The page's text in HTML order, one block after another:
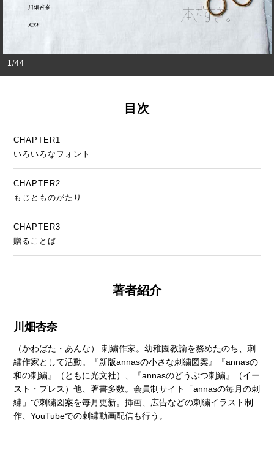
1/44
目次
CHAPTER1
いろいろなフォント
CHAPTER2
もじとものがたり
CHAPTER3
贈ることば
著者紹介
川畑杏奈
（かわばた・あんな） 刺繍作家。幼稚園教諭を務めたのち、刺
繍作家として活動。『新版annasの小さな刺繍図案』『annasの
和の刺繍』（ともに光文社）、『annasのどうぶつ刺繍』（イー
スト・プレス）他、著書多数。会員制サイト「annasの毎月の刺
繍」で刺繍図案を毎月更新。挿画、広告などの刺繍イラスト制
作、YouTubeでの刺繍動画配信も行う。